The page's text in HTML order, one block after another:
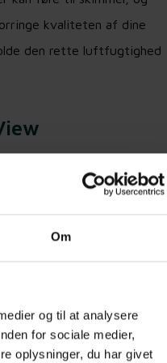
Om
og til at analysere
for sociale medier,
oplysninger, du har givet
kvaliteten af dine
den rette luftfugtighed
og fugtigheden på ens
temperaturen og
tendenser og
forringes og reducere